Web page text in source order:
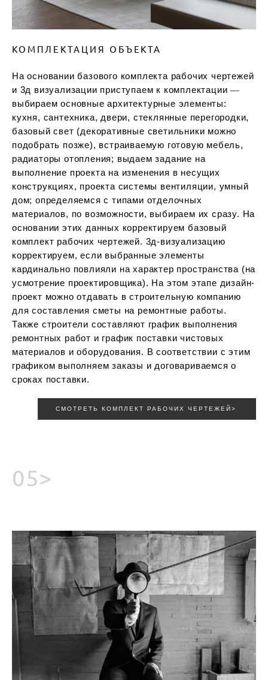
КОМПЛЕКТАЦИЯ ОБЪЕКТА
На основании базового комплекта рабочих чертежей
и 3д визуализации приступаем к комплектации ―
выбираем основные архитектурные элементы:
кухня, сантехника, двери, стеклянные перегородки,
базовый свет (декоративные светильники можно
подобрать позже), встраиваемую готовую мебель,
радиаторы отопления; выдаем задание на
выполнение проекта на изменения в несущих
конструкциях, проекта системы вентиляции, умный
дом; определяемся с типами отделочных
материалов, по возможности, выбираем их сразу. На
основании этих данных корректируем базовый
комплект рабочих чертежей. 3д-визуализацию
корректируем, если выбранные элементы
кардинально повлияли на характер пространства (на
усмотрение проектировщика). На этом этапе дизайн-
проект можно отдавать в строительную компанию
для составления сметы на ремонтные работы.
Также строители составляют график выполнения
ремонтных работ и график поставки чистовых
материалов и оборудования. В соответствии с этим
графиком выполняем заказы и договариваемся о
сроках поставки.
СМОТРЕТЬ КОМПЛЕКТ РАБОЧИХ ЧЕРТЕЖЕЙ>
05>